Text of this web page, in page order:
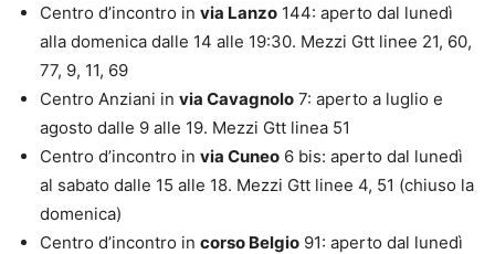
Centro d’incontro in via Lanzo 144: aperto dal lunedì
alla domenica dalle 14 alle 19:30. Mezzi Gtt linee 21, 60,
77, 9, 11, 69
Centro Anziani in via Cavagnolo 7: aperto a luglio e
agosto dalle 9 alle 19. Mezzi Gtt linea 51
Centro d’incontro in via Cuneo 6 bis: aperto dal lunedì
al sabato dalle 15 alle 18. Mezzi Gtt linee 4, 51 (chiuso la
domenica)
Centro d’incontro in corso Belgio 91: aperto dal lunedì